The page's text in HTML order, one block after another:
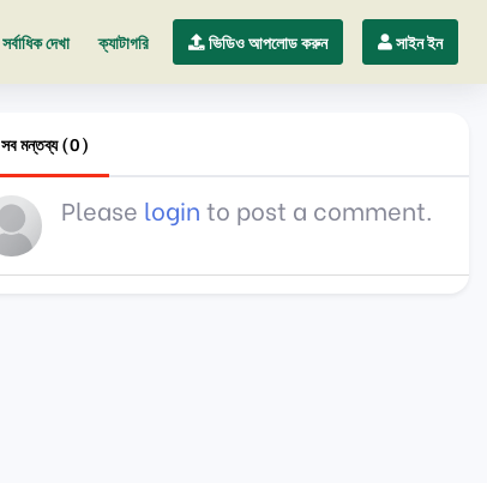
সর্বাধিক দেখা ক্যাটাগরি ভিডিও আপলোড করুন সাইন ইন
সব মন্তব্য (0)
Please login to post a comment.